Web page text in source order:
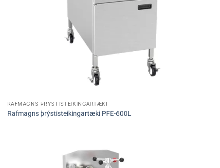
RAFMAGNS ÞRÝSTISTEIKINGARTÆKI
Rafmagns þrýstisteikingartæki PFE-600L